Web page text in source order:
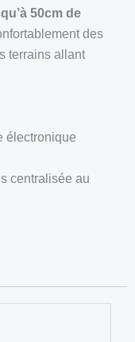
50cm de
des
terrains allant
électronique
centralisée au